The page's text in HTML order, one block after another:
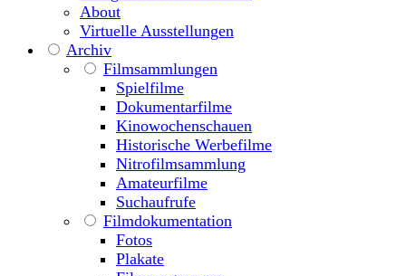
About
Virtuelle Ausstellungen
Archiv
Filmsammlungen
Spielfilme
Dokumentarfilme
Kinowochenschauen
Historische Werbefilme
Nitrofilmsammlung
Amateurfilme
Suchaufrufe
Filmdokumentation
Fotos
Plakate